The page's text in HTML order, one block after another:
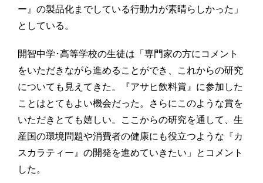
ー』の製品化までしている行動力が素晴らしかった」
としている。
開智中学･高等学校の生徒は「専門家の方にコメント
をいただきながら進めることができ、これからの研究
についても見えてきた。『アサヒ飲料賞』に参加した
ことはとてもよい機会だった。さらにこのような賞を
いただきとても嬉しい。ここからの研究を通して、生
産国の環境問題や消費者の健康にも役立つような『カ
スカラティー』の開発を進めていきたい」とコメント
した。